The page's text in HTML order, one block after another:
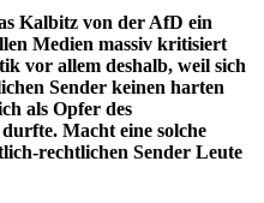
Kalbitz von der AfD ein
Medien massiv kritisiert
vor allem deshalb, weil sich
Sender keinen harten
als Opfer des
Macht eine solche
rechtlichen Sender Leute